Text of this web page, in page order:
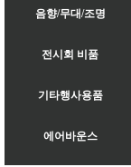
음향/무대/조명
전시회 비품
기타행사용품
에어바운스